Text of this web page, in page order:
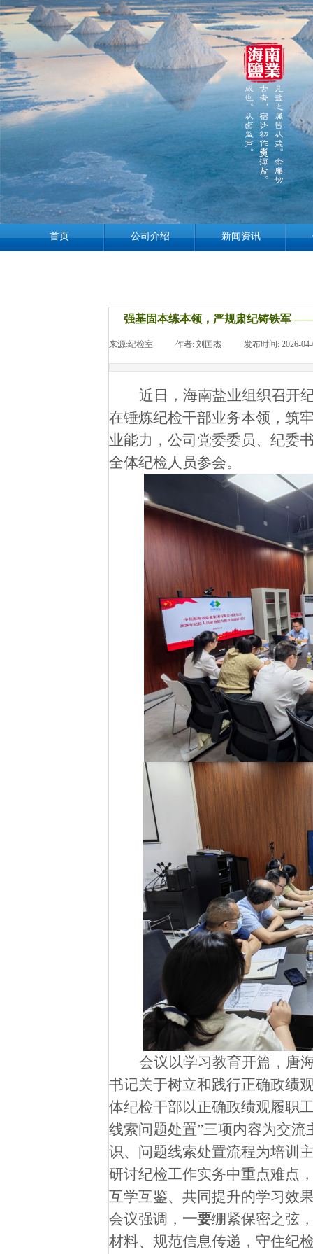
首页 公司介绍 新闻资讯
强基固本练本领，严规肃纪铸铁军
来源:纪检室 作者: 刘国杰 发布时间: 2026-
近日 ，海南盐业组织召开
在锤炼纪检干部业务本领，筑
业能力， 公司党委委员、纪委
全体纪检人员参会。
会议以学习教育开篇 ， 唐
书记关于树立和践行正确政绩
体纪检干部以正确政绩观履职
线索问题处置”三项内容为交
识、问题线索处置流程为培训
研讨纪检工作实务中重点难点
互学互鉴、共同提升的学习效
会议强调， 一要绷紧保密之弦
材料、规范信息传递，守住纪